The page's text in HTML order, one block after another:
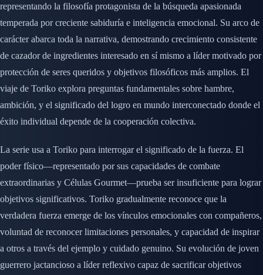
representando la filosofía protagonista de la búsqueda apasionada
temperada por creciente sabiduría e inteligencia emocional. Su arco de
carácter abarca toda la narrativa, demostrando crecimiento consistente
de cazador de ingredientes interesado en sí mismo a líder motivado por
protección de seres queridos y objetivos filosóficos más amplios. El
viaje de Toriko explora preguntas fundamentales sobre hambre,
ambición, y el significado del logro en mundo interconectado donde el
éxito individual depende de la cooperación colectiva.
La serie usa a Toriko para interrogar el significado de la fuerza. El
poder físico—representado por sus capacidades de combate
extraordinarias y Células Gourmet—prueba ser insuficiente para lograr
objetivos significativos. Toriko gradualmente reconoce que la
verdadera fuerza emerge de los vínculos emocionales con compañeros,
voluntad de reconocer limitaciones personales, y capacidad de inspirar
a otros a través del ejemplo y cuidado genuino. Su evolución de joven
guerrero jactancioso a líder reflexivo capaz de sacrificar objetivos